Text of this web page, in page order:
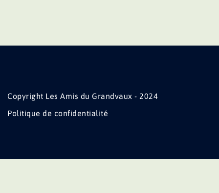
Copyright Les Amis du Grandvaux - 2024
Politique de confidentialité